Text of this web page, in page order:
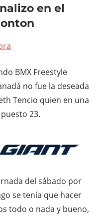
en el
BMX Freestyle
no fue la deseada
Tencio quien en una
23.
del sábado por
se tenía que hacer
todo o nada y bueno,